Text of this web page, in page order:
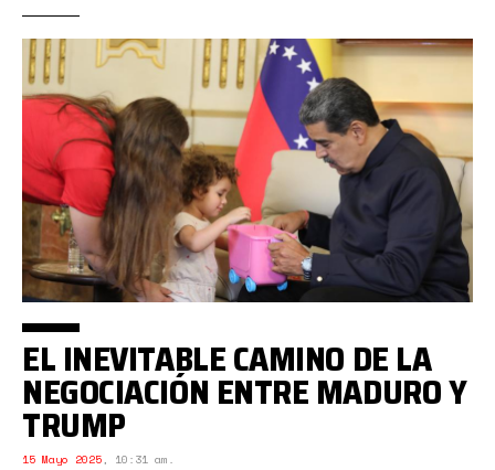
EL INEVITABLE CAMINO DE LA
NEGOCIACIÓN ENTRE MADURO Y
TRUMP
15 Mayo 2025, 10:31 am.